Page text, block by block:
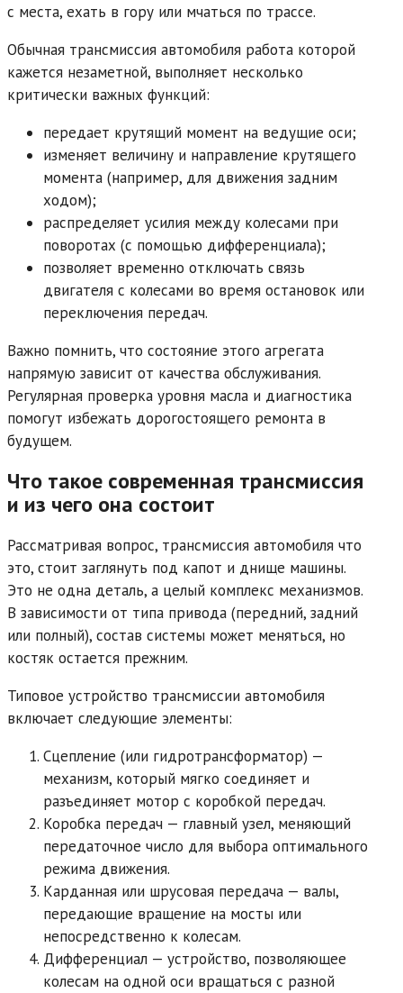
с места, ехать в гору или мчаться по трассе.
Обычная трансмиссия автомобиля работа которой
кажется незаметной, выполняет несколько
критически важных функций:
передает крутящий момент на ведущие оси;
изменяет величину и направление крутящего
момента (например, для движения задним
ходом);
распределяет усилия между колесами при
поворотах (с помощью дифференциала);
позволяет временно отключать связь
двигателя с колесами во время остановок или
переключения передач.
Важно помнить, что состояние этого агрегата
напрямую зависит от качества обслуживания.
Регулярная проверка уровня масла и диагностика
помогут избежать дорогостоящего ремонта в
будущем.
Что такое современная трансмиссия
и из чего она состоит
Рассматривая вопрос, трансмиссия автомобиля что
это, стоит заглянуть под капот и днище машины.
Это не одна деталь, а целый комплекс механизмов.
В зависимости от типа привода (передний, задний
или полный), состав системы может меняться, но
костяк остается прежним.
Типовое устройство трансмиссии автомобиля
включает следующие элементы:
Сцепление (или гидротрансформатор) —
механизм, который мягко соединяет и
разъединяет мотор с коробкой передач.
Коробка передач — главный узел, меняющий
передаточное число для выбора оптимального
режима движения.
Карданная или шрусовая передача — валы,
передающие вращение на мосты или
непосредственно к колесам.
Дифференциал — устройство, позволяющее
колесам на одной оси вращаться с разной